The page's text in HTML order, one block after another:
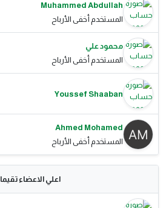
Muhammed Abdullah
المستخدم أخفى الأرباح
محمود علي
المستخدم أخفى الأرباح
Youssef Shaaban
Ahmed Mohamed
المستخدم أخفى الأرباح
اعلي الاعضاء تقيما